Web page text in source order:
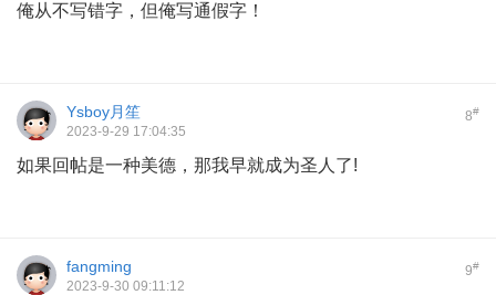
俺从不写错字，但俺写通假字！
8#
Ysboy月笙
2023-9-29 17:04:35
如果回帖是一种美德，那我早就成为圣人了!
9#
fangming
2023-9-30 09:11:12